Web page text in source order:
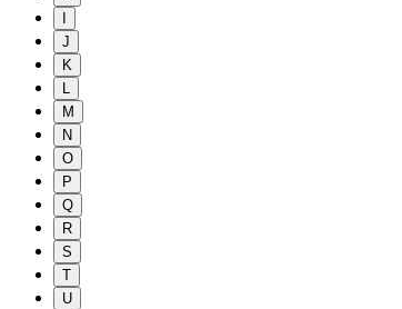
J
K
L
M
N
O
P
Q
R
S
T
U